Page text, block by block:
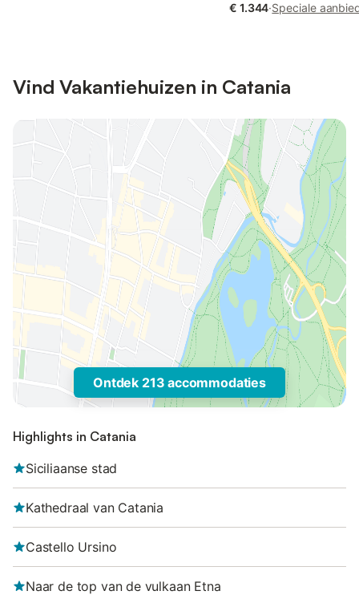
€ 1.344·Speciale
Vind Vakantiehuizen in Catania
Ontdek 213 accommodaties
Highlights in Catania
Siciliaanse stad
Kathedraal van Catania
Castello Ursino
Naar de top van de vulkaan Etna